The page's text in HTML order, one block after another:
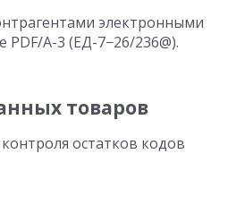
электронными
A-3 (ЕД-7−26/236@).
товаров
остатков кодов